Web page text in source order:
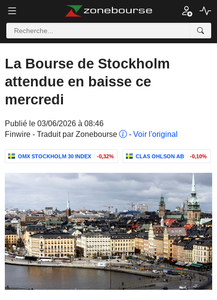
La Bourse de Stockholm
attendue en baisse ce
mercredi
Publié le 03/06/2026 à 08:46
Finwire - Traduit par Zonebourse
- Voir l'original
OMX STOCKHOLM 30 INDEX -0,32% CLAS OHLSON AB -0,10%